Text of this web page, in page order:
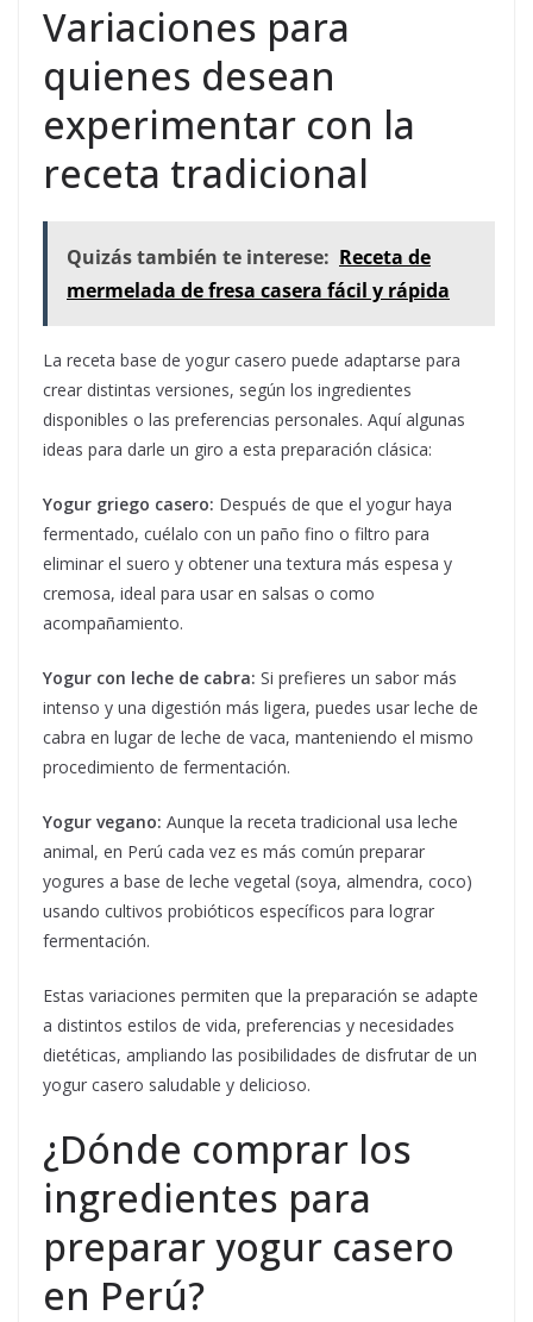
Variaciones para
quienes desean
experimentar con la
receta tradicional
Quizás también te interese: Receta de
mermelada de fresa casera fácil y rápida
La receta base de yogur casero puede adaptarse para
crear distintas versiones, según los ingredientes
disponibles o las preferencias personales. Aquí algunas
ideas para darle un giro a esta preparación clásica:
Yogur griego casero: Después de que el yogur haya
fermentado, cuélalo con un paño fino o filtro para
eliminar el suero y obtener una textura más espesa y
cremosa, ideal para usar en salsas o como
acompañamiento.
Yogur con leche de cabra: Si prefieres un sabor más
intenso y una digestión más ligera, puedes usar leche de
cabra en lugar de leche de vaca, manteniendo el mismo
procedimiento de fermentación.
Yogur vegano: Aunque la receta tradicional usa leche
animal, en Perú cada vez es más común preparar
yogures a base de leche vegetal (soya, almendra, coco)
usando cultivos probióticos específicos para lograr
fermentación.
Estas variaciones permiten que la preparación se adapte
a distintos estilos de vida, preferencias y necesidades
dietéticas, ampliando las posibilidades de disfrutar de un
yogur casero saludable y delicioso.
¿Dónde comprar los
ingredientes para
preparar yogur casero
en Perú?